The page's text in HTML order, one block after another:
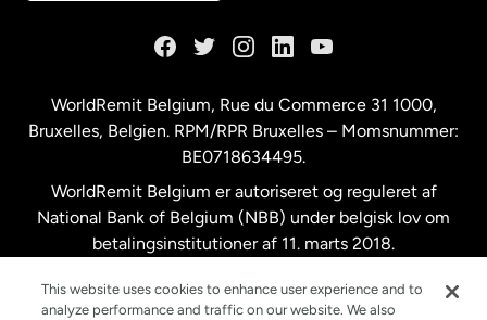
Malaysia
New Zealand
Spanien
WorldRemit Belgium, Rue du Commerce 31 1000,
Bruxelles, Belgien. RPM/RPR Bruxelles – Momsnummer:
BE0718634495.
WorldRemit Belgium er autoriseret og reguleret af
National Bank of Belgium (NBB) under belgisk lov om
betalingsinstitutioner af 11. marts 2018.
This website uses cookies to enhance user experience and to
analyze performance and traffic on our website. We also